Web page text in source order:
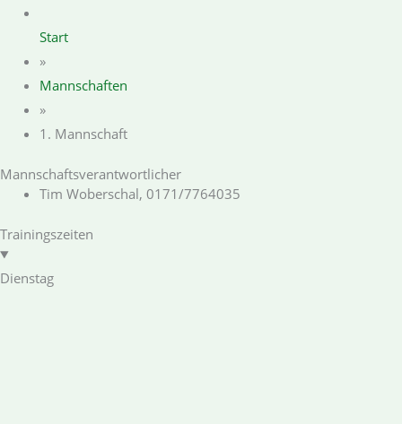
Start
»
Mannschaften
»
1. Mannschaft
Mannschaftsverantwortlicher
Tim Woberschal, 0171/7764035
Trainingszeiten
Dienstag